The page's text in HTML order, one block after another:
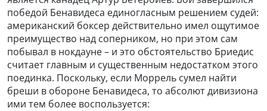
победой Бенавидеса единогласным решением судей:
американский боксер действительно имел ощутимое
преимущество над соперником, но при этом сам
побывал в нокдауне – и это обстоятельство Бриедис
считает главным и существенным недостатком этого
поединка. Поскольку, если Моррель сумел найти
бреши в обороне Бенавидеса, то абсолют дивизиона
ими тем более воспользуется: